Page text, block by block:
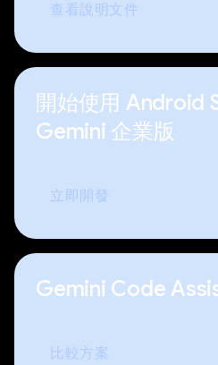
查看說明文件
開始使用 Android
Gemini 企業版
立即開發
Gemini Code
比較方案